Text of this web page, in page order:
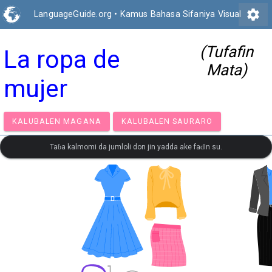
LanguageGuide.org • Kamus Bahasa Sifaniya Visual settings
La ropa de
mujer
(Tufafin
Mata)
KALUBALEN MAGANA KALUBALEN SAURARO
Taɓa kalmomi da jumloli don jin yadda ake faɗin su.